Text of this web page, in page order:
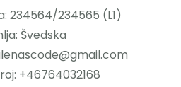
234564/234565 (L1)
Švedska
+46764032168